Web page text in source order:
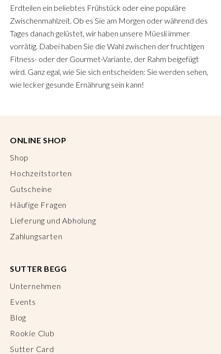
Erdteilen ein beliebtes Frühstück oder eine populäre
Zwischenmahlzeit. Ob es Sie am Morgen oder während des
Tages danach gelüstet, wir haben unsere Müesli immer
vorrätig. Dabei haben Sie die Wahl zwischen der fruchtigen
Fitness- oder der Gourmet-Variante, der Rahm beigefügt
wird. Ganz egal, wie Sie sich entscheiden: Sie werden sehen,
wie lecker gesunde Ernährung sein kann!
ONLINE SHOP
Shop
Hochzeitstorten
Gutscheine
Häufige Fragen
Lieferung und Abholung
Zahlungsarten
SUTTER BEGG
Unternehmen
Events
Blog
Rookie Club
Sutter Card